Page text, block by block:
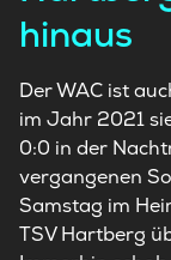
hinaus
Der WAC ist
im Jahr 2021
0:0 in der
vergangenen
Samstag im
TSVHartberg